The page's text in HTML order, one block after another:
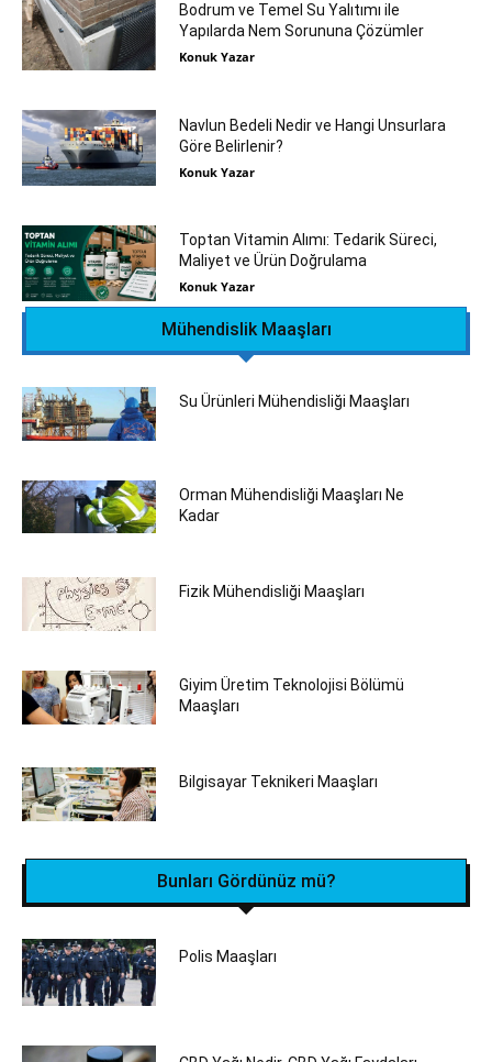
Bodrum ve Temel Su Yalıtımı ile
Yapılarda Nem Sorununa Çözümler
Konuk Yazar
Navlun Bedeli Nedir ve Hangi Unsurlara
Göre Belirlenir?
Konuk Yazar
Toptan Vitamin Alımı: Tedarik Süreci,
Maliyet ve Ürün Doğrulama
Konuk Yazar
Mühendislik Maaşları
Su Ürünleri Mühendisliği Maaşları
Orman Mühendisliği Maaşları Ne
Kadar
Fizik Mühendisliği Maaşları
Giyim Üretim Teknolojisi Bölümü
Maaşları
Bilgisayar Teknikeri Maaşları
Bunları Gördünüz mü?
Polis Maaşları